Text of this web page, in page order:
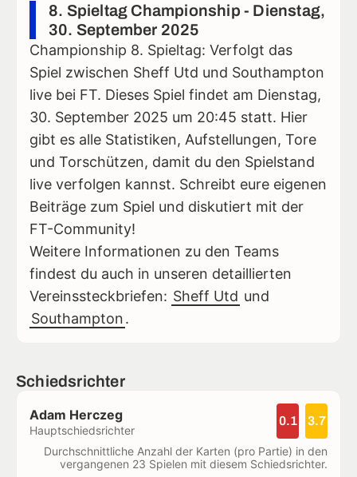
8. Spieltag Championship - Dienstag,
30. September 2025
Championship 8. Spieltag: Verfolgt das
Spiel zwischen Sheff Utd und Southampton
live bei FT. Dieses Spiel findet am Dienstag,
30. September 2025 um 20:45 statt. Hier
gibt es alle Statistiken, Aufstellungen, Tore
und Torschützen, damit du den Spielstand
live verfolgen kannst. Schreibt eure eigenen
Beiträge zum Spiel und diskutiert mit der
FT-Community!
Weitere Informationen zu den Teams
findest du auch in unseren detaillierten
Vereinssteckbriefen: Sheff Utd und
Southampton.
Schiedsrichter
Adam Herczeg
Hauptschiedsrichter
0.1 3.7
Durchschnittliche Anzahl der Karten (pro Partie) in den
vergangenen 23 Spielen mit diesem Schiedsrichter.